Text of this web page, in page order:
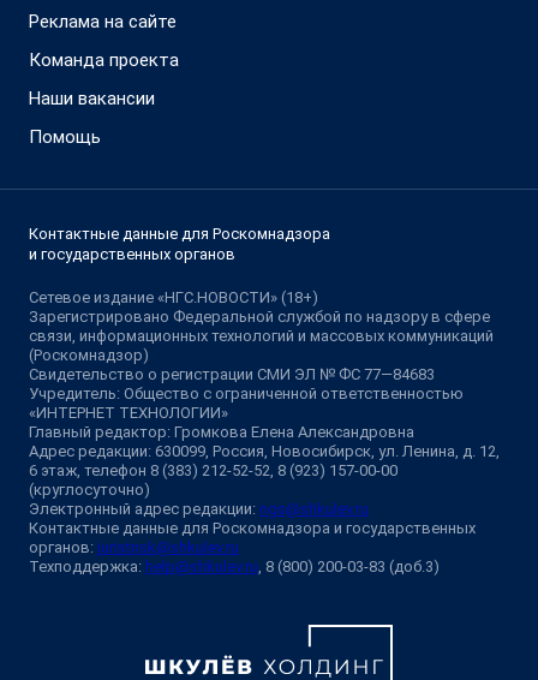
Реклама на сайте
Команда проекта
Наши вакансии
Помощь
Контактные данные для Роскомнадзора
и государственных органов
Сетевое издание «НГС.НОВОСТИ» (18+)
Зарегистрировано Федеральной службой по надзору в сфере
связи, информационных технологий и массовых коммуникаций
(Роскомнадзор)
Свидетельство о регистрации СМИ ЭЛ № ФС 77—84683
Учредитель: Общество с ограниченной ответственностью
«ИНТЕРНЕТ ТЕХНОЛОГИИ»
Главный редактор: Громкова Елена Александровна
Адрес редакции: 630099, Россия, Новосибирск, ул. Ленина, д. 12,
6 этаж, телефон 8 (383) 212-52-52, 8 (923) 157-00-00
(круглосуточно)
Электронный адрес редакции: ngs@shkulev.ru
Контактные данные для Роскомнадзора и государственных
органов: juristnsk@shkulev.ru
Техподдержка: help@shkulev.ru, 8 (800) 200-03-83 (доб.3)